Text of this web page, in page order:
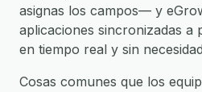
asignas los campos— y
aplicaciones sincronizadas a
en tiempo real y sin
Cosas comunes que los